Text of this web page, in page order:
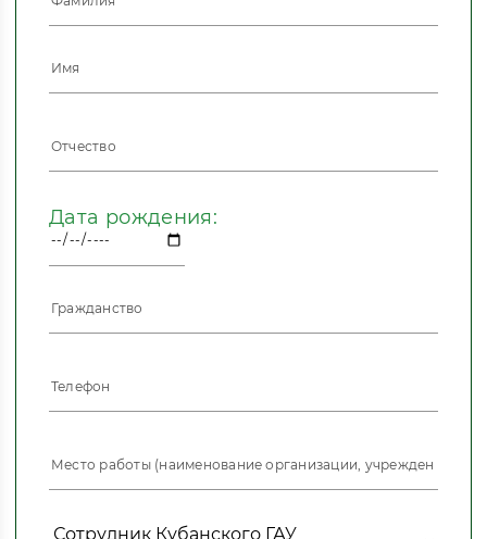
Дата рождения: